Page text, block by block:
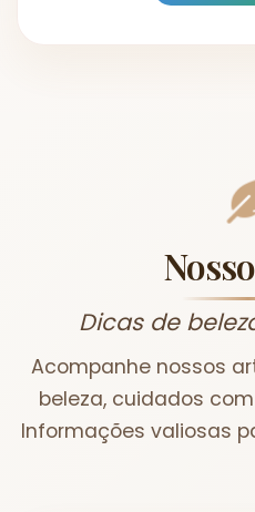
Dicas de
Acompanhe nossos
beleza, cuidados
Informações valiosas